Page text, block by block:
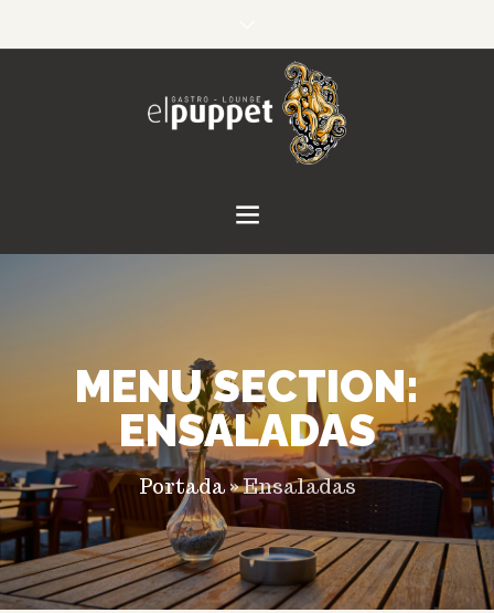
MENU SECTION:
ENSALADAS
Portada»Ensaladas